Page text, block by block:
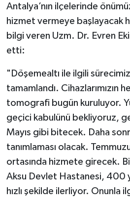
Antalya’nın ilçelerinde
hizmet vermeye başlayacak
bilgi veren Uzm. Dr. Evren
etti:
"Döşemealtı ile ilgili
tamamlandı. Cihazlarımızın
tomografi bugün kuruluyor.
geçici kabulünü bekliyoruz,
Mayıs gibi bitecek. Daha
tanımlaması olacak.
ortasında hizmete girecek.
Aksu Devlet Hastanesi, 400
hızlı şekilde ilerliyor. Onunla